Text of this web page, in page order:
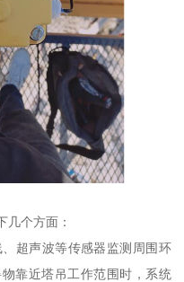
几个方面：
超声波等传感器监测周围环
靠近塔吊工作范围时，系统